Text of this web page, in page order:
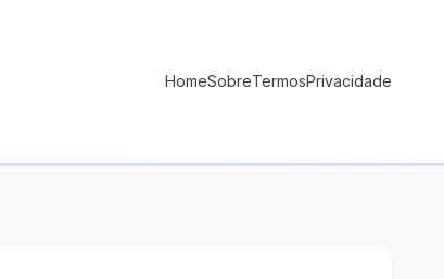
HomeSobreTermosPrivacidade